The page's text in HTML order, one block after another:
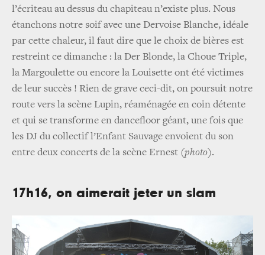
l’écriteau au dessus du chapiteau n’existe plus. Nous
étanchons notre soif avec une Dervoise Blanche, idéale
par cette chaleur, il faut dire que le choix de bières est
restreint ce dimanche : la Der Blonde, la Choue Triple,
la Margoulette ou encore la Louisette ont été victimes
de leur succès ! Rien de grave ceci-dit, on poursuit notre
route vers la scène Lupin, réaménagée en coin détente
et qui se transforme en dancefloor géant, une fois que
les DJ du collectif l’Enfant Sauvage envoient du son
entre deux concerts de la scène Ernest (photo).
17h16, on aimerait jeter un slam